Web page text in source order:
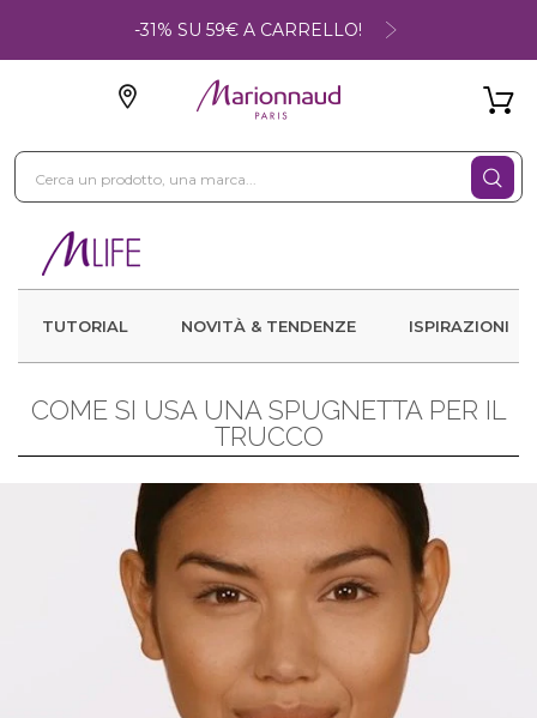
-31% SU 59€ A CARRELLO!
TUTORIAL NOVITÀ & TENDENZE ISPIRAZIONI
COME SI USA UNA SPUGNETTA PER IL
TRUCCO